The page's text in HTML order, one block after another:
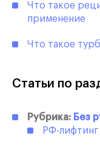
Что такое
применение
Что такое
Статьи по
Рубрика: Без
РФ-лифтинг